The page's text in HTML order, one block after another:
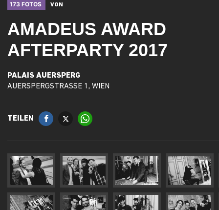
173 FOTOS VON
AMADEUS AWARD
AFTERPARTY 2017
PALAIS AUERSPERG
AUERSPERGSTRASSE 1, WIEN
TEILEN